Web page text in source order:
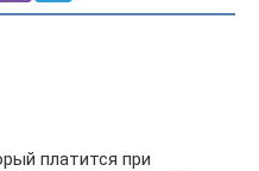
платится при